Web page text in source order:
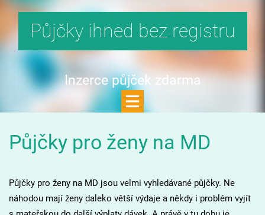
Půjčky ihned bez registru
Inzerce půjček zdarma
Půjčky pro ženy na MD
Půjčky pro ženy na MD jsou velmi vyhledávané půjčky. Ne
náhodou mají ženy daleko větší výdaje a někdy i problém vyjít